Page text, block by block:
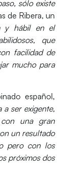
sólo existe
de Ribera, un
y hábil en el
que
facilidad de
mucho para
español,
a ser exigente,
una gran
un resultado
pero con los
próximos dos